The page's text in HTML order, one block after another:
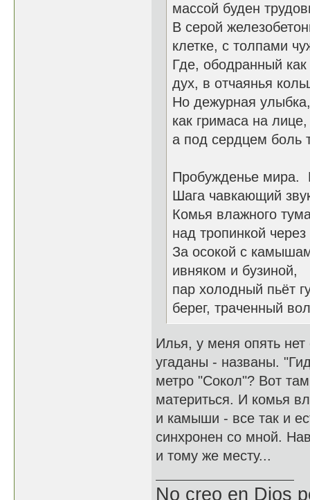
массой буден
В серой
клетке, с толпами
Где, ободранный как
дух, в отчаянья
Но дежурная улыбка,
как гримаса на лице,
а под сердцем боль
Пробужденье мира.
Шага чавкающий
Комья влажного
над тропинкой через
За осокой с
ивняком и бузиной,
пар холодный пьёт
берег, траченный
Илья, у меня опять
угаданы - названы.
метро "Сокол"? Вот
материться. И комья
и камыши - все так и
синхронен со мной.
и тому же месту...
No creo en Dios